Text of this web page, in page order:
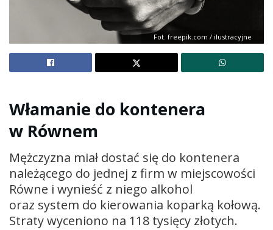
Fot. freepik.com / ilustracyjne
Włamanie do kontenera
w Równem
Mężczyzna miał dostać się do kontenera
należącego do jednej z firm w miejscowości
Równe i wynieść z niego alkohol
oraz system do kierowania koparką kołową.
Straty wyceniono na 118 tysięcy złotych.